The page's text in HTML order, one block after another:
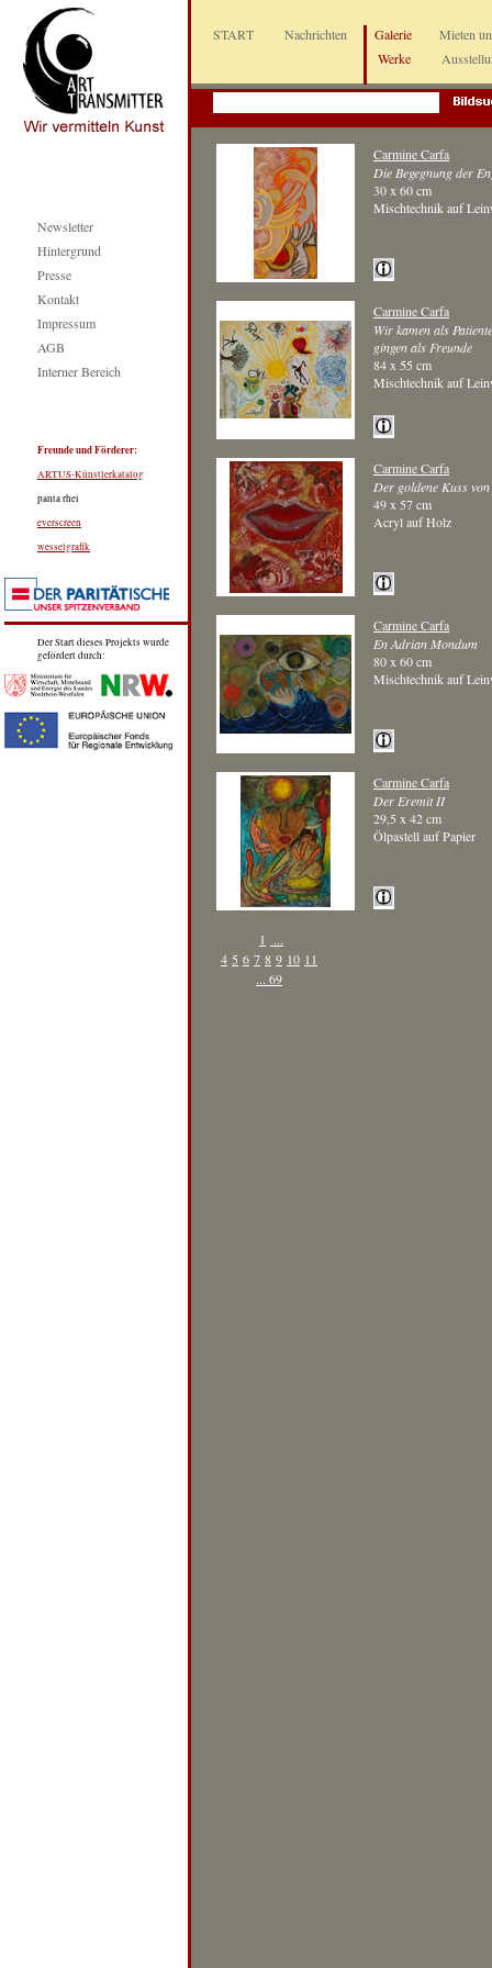
Newsletter
Hintergrund
Presse
Kontakt
Impressum
AGB
Interner Bereich
Freunde und Förderer:
ARTUS-Künstlerkatalog
panta rhei
everscreen
wesselgrafik
Der Start dieses Projekts wurde
gefördert durch:
START Nachrichten
Galerie
Werke
Mieten
Carmine Carfa
Die Begegnung der
30 x 60 cm
Mischtechnik auf
Carmine Carfa
Wir kamen als
gingen als Freunde
84 x 55 cm
Mischtechnik auf
Carmine Carfa
Der goldene Kuss
49 x 57 cm
Acryl auf Holz
Carmine Carfa
En Adrian Mondum
80 x 60 cm
Mischtechnik auf
Carmine Carfa
Der Eremit II
29,5 x 42 cm
Ölpastell auf Papier
1
...
4 5 6 7 8 9 10 11
... 69